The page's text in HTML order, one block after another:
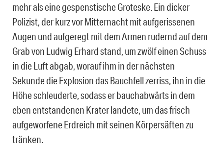
mehr als eine gespenstische Groteske. Ein dicker
Polizist, der kurz vor Mitternacht mit aufgerissenen
Augen und aufgeregt mit dem Armen rudernd auf dem
Grab von Ludwig Erhard stand, um zwölf einen Schuss
in die Luft abgab, worauf ihm in der nächsten
Sekunde die Explosion das Bauchfell zerriss, ihn in die
Höhe schleuderte, sodass er bauchabwärts in dem
eben entstandenen Krater landete, um das frisch
aufgeworfene Erdreich mit seinen Körpersäften zu
tränken.